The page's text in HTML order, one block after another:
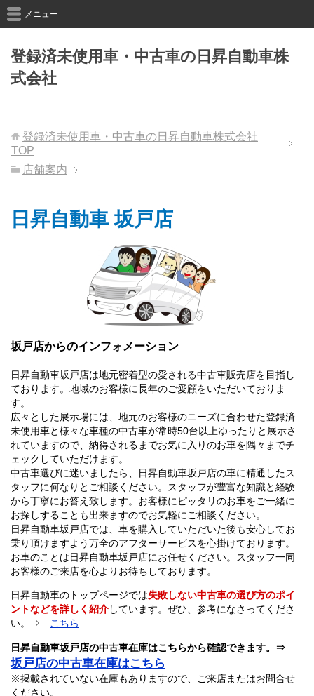
登録済未使用車・中古車の日昇自動車株
式会社
メニュー
登録済未使用車・中古車の日昇自動車株式会社
TOP
店舗案内
日昇自動車 坂戸店
坂戸店からのインフォメーション
日昇自動車坂戸店は地元密着型の愛される中古車販売店を目指し
ております。地域のお客様に長年のご愛顧をいただいておりま
す。
広々とした展示場には、地元のお客様のニーズに合わせた登録済
未使用車と様々な車種の中古車が常時50台以上ゆったりと展示さ
れていますので、納得されるまでお気に入りのお車を隅々までチ
ェックしていただけます。
中古車選びに迷いましたら、日昇自動車坂戸店の車に精通したス
タッフに何なりとご相談ください。スタッフが豊富な知識と経験
から丁寧にお答え致します。お客様にピッタリのお車をご一緒に
お探しすることも出来ますのでお気軽にご相談ください。
日昇自動車坂戸店では、車を購入していただいた後も安心してお
乗り頂けますよう万全のアフターサービスを心掛けております。
お車のことは日昇自動車坂戸店にお任せください。スタッフ一同
お客様のご来店を心よりお待ちしております。
日昇自動車のトップページでは失敗しない中古車の選び方のポイ
ントなどを詳しく紹介しています。ぜひ、参考になさってくださ
い。⇒ こちら
日昇自動車坂戸店の中古車在庫はこちらから確認できます。⇒
坂戸店の中古車在庫はこちら
※掲載されていない在庫もありますので、ご来店またはお問合せ
ください。